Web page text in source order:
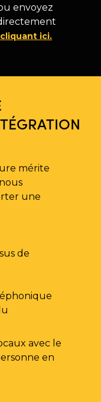
envoyez
ici.
mérite
une
de
avec le
en